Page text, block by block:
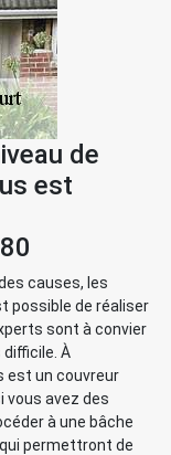
de
est
causes, les
possible de réaliser
sont à convier
À
est un couvreur
vous avez des
à une bâche
permettront de